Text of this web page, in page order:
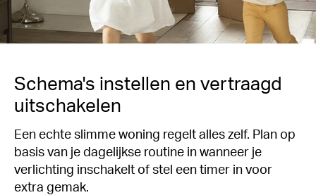
Schema's instellen en vertraagd
uitschakelen
Een echte slimme woning regelt alles zelf. Plan op
basis van je dagelijkse routine in wanneer je
verlichting inschakelt of stel een timer in voor
extra gemak.